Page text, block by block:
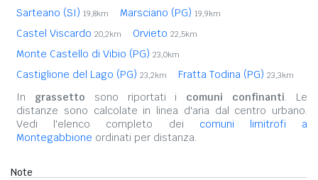
Sarteano (SI) 19,8km Marsciano (PG) 19,9km
Castel Viscardo 20,2km Orvieto 22,5km
Monte Castello di Vibio (PG) 23,0km
Castiglione del Lago (PG) 23,2km Fratta Todina (PG) 23,3km
In grassetto sono riportati i comuni confinanti. Le
distanze sono calcolate in linea d'aria dal centro urbano.
Vedi l'elenco completo dei comuni limitrofi a
Montegabbione ordinati per distanza.
Note